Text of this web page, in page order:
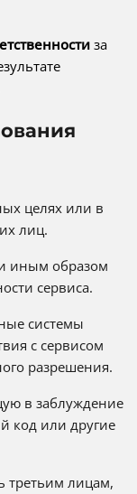
за
целях или в
лиц.
иным образом
сервиса.
системы
с сервисом
разрешения.
в заблуждение
код или другие
третьим лицам,